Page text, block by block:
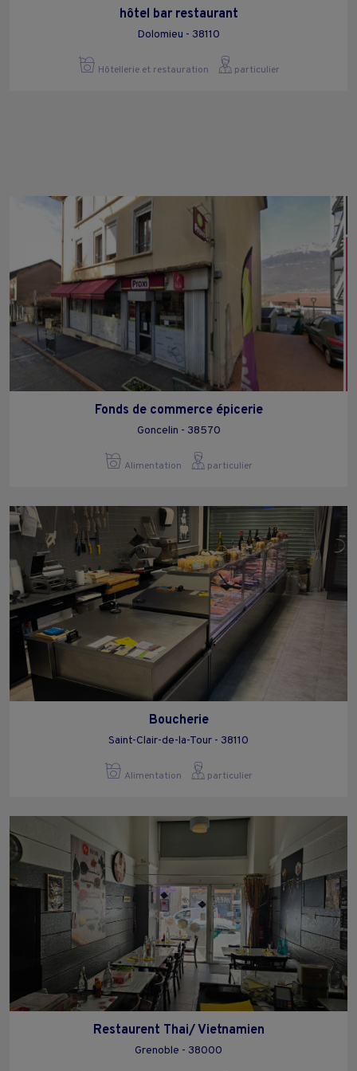
hôtel bar restaurant
Dolomieu - 38110
Hôtellerie et restauration particulier
Fonds de commerce épicerie
Goncelin - 38570
Alimentation particulier
Boucherie
Saint-Clair-de-la-Tour - 38110
Alimentation particulier
Restaurent Thai/ Vietnamien
Grenoble - 38000